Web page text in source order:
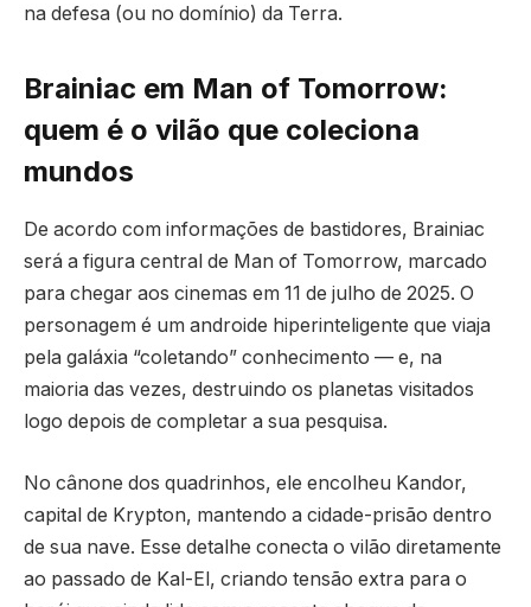
na defesa (ou no domínio) da Terra.
Brainiac em Man of Tomorrow:
quem é o vilão que coleciona
mundos
De acordo com informações de bastidores, Brainiac
será a figura central de Man of Tomorrow, marcado
para chegar aos cinemas em 11 de julho de 2025. O
personagem é um androide hiperinteligente que viaja
pela galáxia “coletando” conhecimento — e, na
maioria das vezes, destruindo os planetas visitados
logo depois de completar a sua pesquisa.
No cânone dos quadrinhos, ele encolheu Kandor,
capital de Krypton, mantendo a cidade-prisão dentro
de sua nave. Esse detalhe conecta o vilão diretamente
ao passado de Kal-El, criando tensão extra para o